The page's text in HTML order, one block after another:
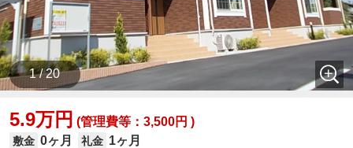
1 / 20
5.9万円 (管理費等：3,500円 )
敷金 0ヶ月 礼金 1ヶ月